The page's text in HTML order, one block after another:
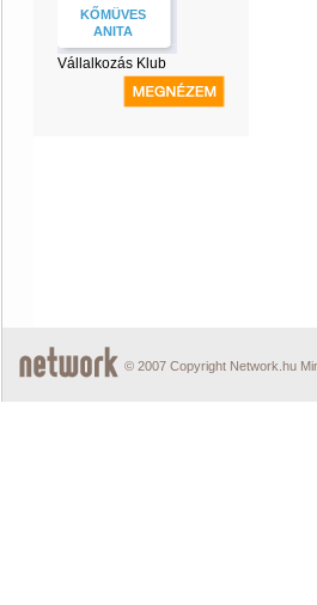
KŐMÜVES
ANITA
Vállalkozás Klub
© 2007 Copyright Network.hu